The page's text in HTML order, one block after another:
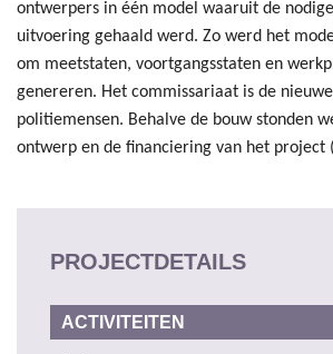
ontwerpers in één model waaruit de
uitvoering gehaald werd. Zo werd het
om meetstaten, voortgangsstaten en
genereren. Het commissariaat is de
politiemensen. Behalve de bouw stonden
ontwerp en de financiering van het project
PROJECTDETAILS
ACTIVITEITEN